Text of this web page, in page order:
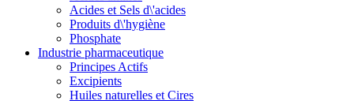
Acides et Sels d\'acides
Produits d\'hygiène
Phosphate
Industrie pharmaceutique
Principes Actifs
Excipients
Huiles naturelles et Cires